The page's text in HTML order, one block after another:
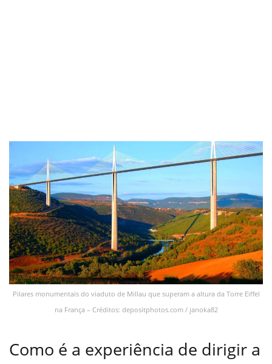
Pilares monumentais do viaduto de Millau que superam a altura da Torre Eiffel
na França – Créditos: depositphotos.com / janoka82
Como é a experiência de dirigir a